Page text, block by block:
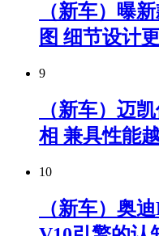
（新车）曝
图 细节设计
9
（新车）迈
相 兼具性能
10
（新车）奥